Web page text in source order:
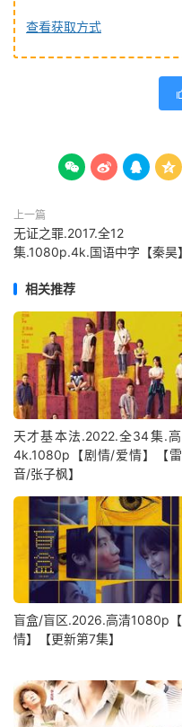
查看获取方式
   
上一篇
无证之罪.2017.全12
集.1080p.4k.国语中字【秦昊】
相关推荐
天才基本法.2022.全34集.
4k.1080p【剧情/爱情】【
音/张子枫】
盲盒/盲区.2026.高清1080p
情】【更新第7集】